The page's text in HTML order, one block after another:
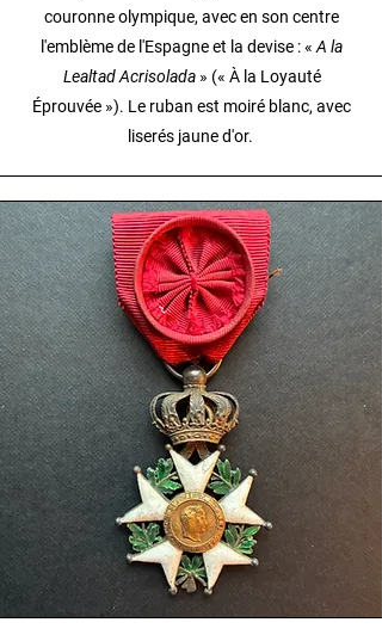
couronne olympique, avec en son centre
l'emblème de l'Espagne et la devise : « A la
Lealtad Acrisolada» (« À la Loyauté
Éprouvée »). Le ruban est moiré blanc, avec
liserés jaune d'or.